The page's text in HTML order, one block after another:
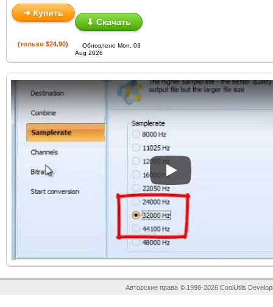
➜ Купить
⬇ Скачать
(только $24.90)
Обновлено Mon, 03
Aug 2026
Play
Авторские права © 1998-2026 CoolUtils